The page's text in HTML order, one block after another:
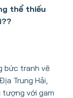
thể thiếu
bức tranh vẽ
Trung Hải,
với gam